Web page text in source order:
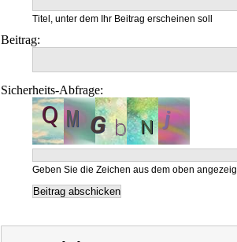
Titel, unter dem Ihr Beitrag erscheinen soll
Beitrag:
Sicherheits-Abfrage:
Geben Sie die Zeichen aus dem oben